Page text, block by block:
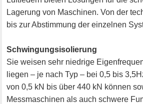
Lagerung von Maschinen. Von der
bis zur Abstimmung der einzelnen
Schwingungsisolierung
Sie weisen sehr niedrige
liegen – je nach Typ – bei 0,5 bis
von 0,5 kN bis über 440 kN können
Messmaschinen als auch schwere